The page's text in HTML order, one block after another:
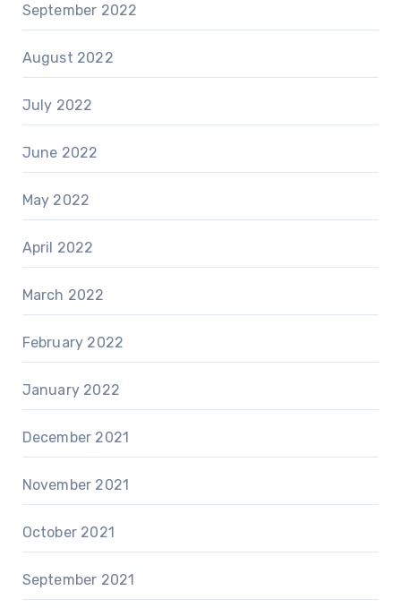
September 2022
August 2022
July 2022
June 2022
May 2022
April 2022
March 2022
February 2022
January 2022
December 2021
November 2021
October 2021
September 2021